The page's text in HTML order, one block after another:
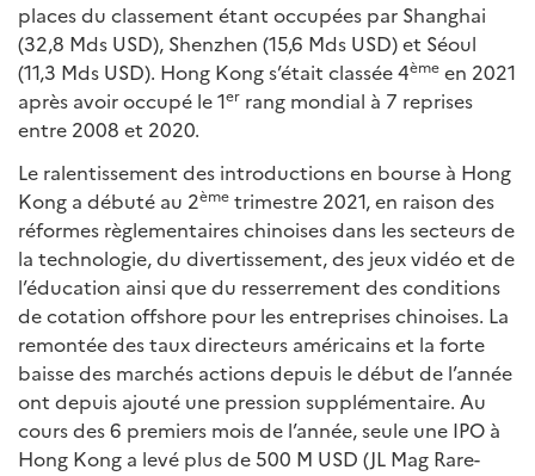
places du classement étant occupées par Shanghai
(32,8 Mds USD), Shenzhen (15,6 Mds USD) et Séoul
(11,3 Mds USD). Hong Kong s’était classée 4ème en 2021
après avoir occupé le 1er rang mondial à 7 reprises
entre 2008 et 2020.
Le ralentissement des introductions en bourse à Hong
Kong a débuté au 2ème trimestre 2021, en raison des
réformes règlementaires chinoises dans les secteurs de
la technologie, du divertissement, des jeux vidéo et de
l’éducation ainsi que du resserrement des conditions
de cotation offshore pour les entreprises chinoises. La
remontée des taux directeurs américains et la forte
baisse des marchés actions depuis le début de l’année
ont depuis ajouté une pression supplémentaire. Au
cours des 6 premiers mois de l’année, seule une IPO à
Hong Kong a levé plus de 500 M USD (JL Mag Rare-